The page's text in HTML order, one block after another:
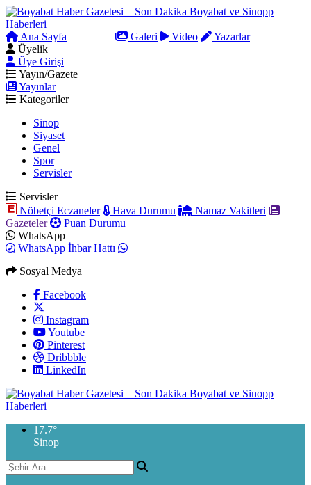
Ana Sayfa Galeri Video
Yazarlar
Üyelik
Üye Girişi
Yayın/Gazete
Yayınlar
Kategoriler
Sinop
Siyaset
Genel
Spor
Servisler
Servisler
Nöbetçi Eczaneler
Hava Durumu
Namaz Vakitleri
Gazeteler
Puan Durumu
WhatsApp
WhatsApp İhbar Hattı
Sosyal Medya
Facebook
Instagram
Youtube
Pinterest
Dribbble
LinkedIn
17.7°
Sinop